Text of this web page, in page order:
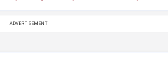
ADVERTISEMENT